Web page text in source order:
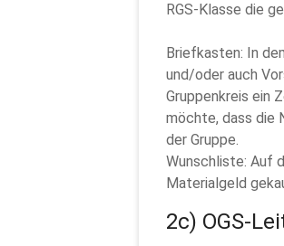
RGS-Klasse die
Briefkasten: In
und/oder auch
Gruppenkreis ein
möchte, dass die
der Gruppe.
Wunschliste: Auf
Materialgeld
2c) OGS-